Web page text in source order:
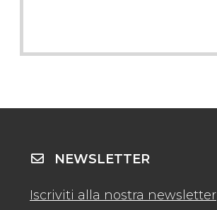
NEWSLETTER
Iscriviti alla nostra newsletter